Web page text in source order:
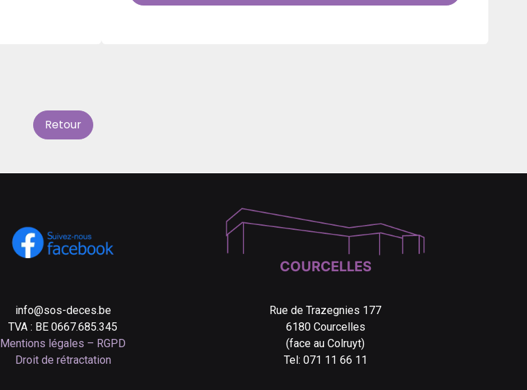
Retour
info@sos-deces.be
TVA : BE 0667.685.345
Mentions légales – RGPD
Droit de rétractation
COURCELLES
Rue de Trazegnies 177
6180 Courcelles
(face au Colruyt)
Tel: 071 11 66 11